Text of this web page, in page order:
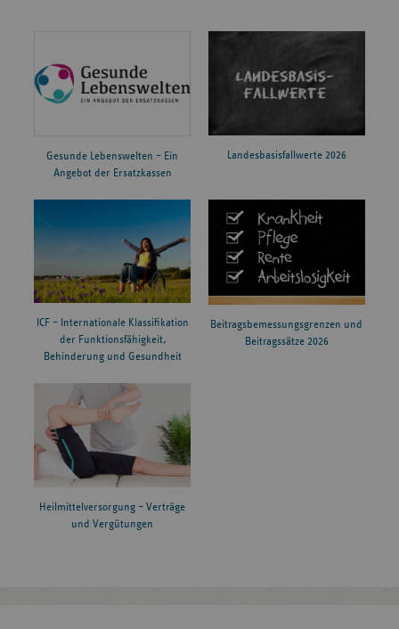
Gesunde Lebenswelten – Ein
Angebot der Ersatzkassen
Landesbasisfallwerte 2026
ICF – Internationale Klassifikation
der Funktionsfähigkeit,
Behinderung und Gesundheit
Beitragsbemessungsgrenzen und
Beitragssätze 2026
Heilmittelversorgung – Verträge
und Vergütungen